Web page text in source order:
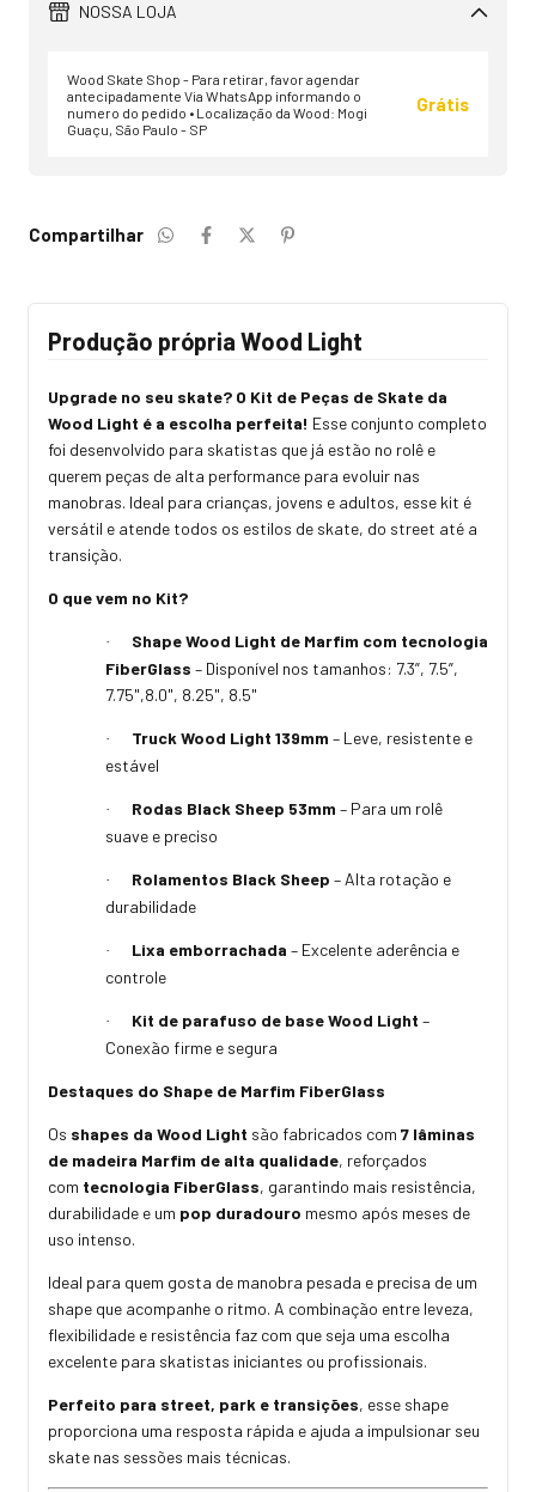
NOSSA LOJA
Wood Skate Shop - Para retirar, favor agendar
antecipadamente Via WhatsApp informando o
numero do pedido • Localização da Wood: Mogi
Guaçu, São Paulo - SP
Grátis
Compartilhar
Produção própria Wood Light
Upgrade no seu skate? O Kit de Peças de Skate da
Wood Light é a escolha perfeita! Esse conjunto completo
foi desenvolvido para skatistas que já estão no rolê e
querem peças de alta performance para evoluir nas
manobras. Ideal para crianças, jovens e adultos, esse kit é
versátil e atende todos os estilos de skate, do street até a
transição.
O que vem no Kit?
·
Shape Wood Light de Marfim com tecnologia
FiberGlass – Disponível nos tamanhos: 7.3”, 7.5”,
7.75",8.0", 8.25", 8.5"
· Truck Wood Light 139mm – Leve, resistente e
estável
· Rodas Black Sheep 53mm – Para um rolê
suave e preciso
· Rolamentos Black Sheep – Alta rotação e
durabilidade
· Lixa emborrachada – Excelente aderência e
controle
· Kit de parafuso de base Wood Light –
Conexão firme e segura
Destaques do Shape de Marfim FiberGlass
Os shapes da Wood Light são fabricados com 7 lâminas
de madeira Marfim de alta qualidade, reforçados
com tecnologia FiberGlass, garantindo mais resistência,
durabilidade e um pop duradouro mesmo após meses de
uso intenso.
Ideal para quem gosta de manobra pesada e precisa de um
shape que acompanhe o ritmo. A combinação entre leveza,
flexibilidade e resistência faz com que seja uma escolha
excelente para skatistas iniciantes ou profissionais.
Perfeito para street, park e transições, esse shape
proporciona uma resposta rápida e ajuda a impulsionar seu
skate nas sessões mais técnicas.